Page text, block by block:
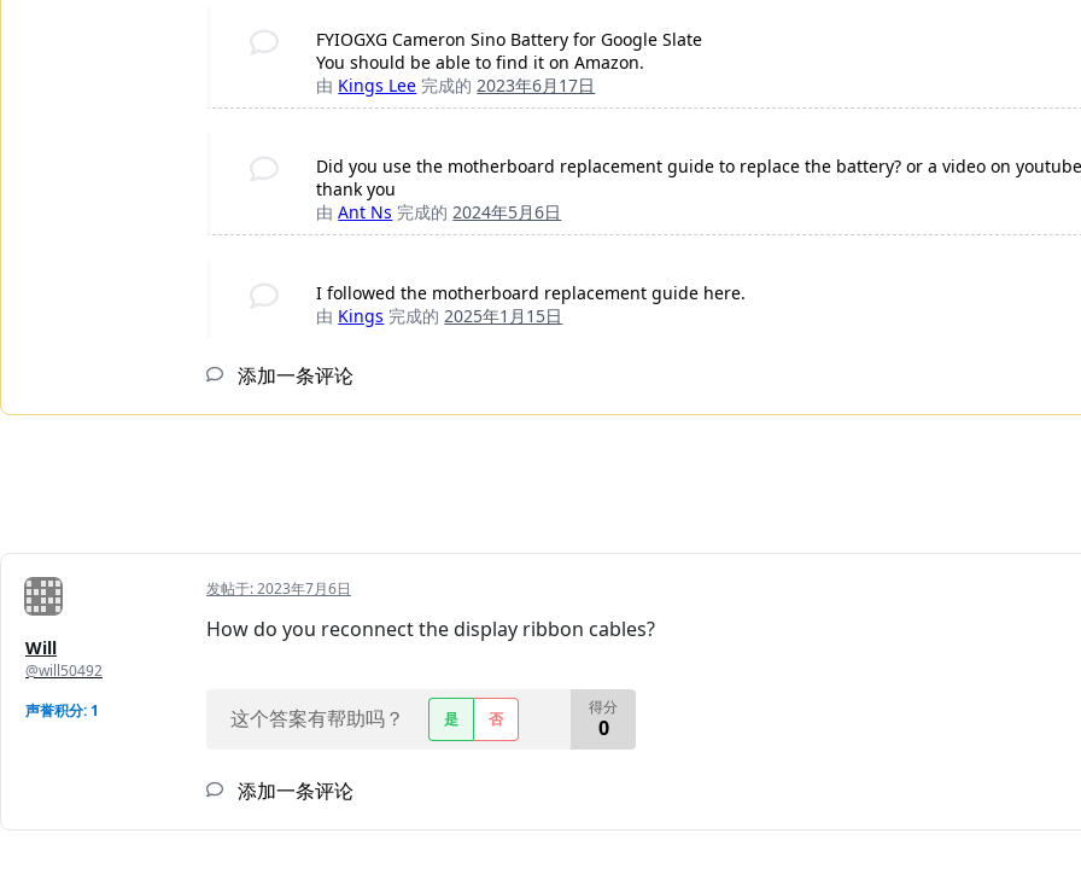
FYIOGXG Cameron Sino Battery for Google Slate
You should be able to find it on Amazon.
由 Kings Lee 完成的2023年6月17日
Did you use the motherboard replacement guide to replace the battery? or a video on
thank you
由 Ant Ns 完成的2024年5月6日
I followed the motherboard replacement guide here.
由 Kings 完成的2025年1月15日
添加一条评论
Will
@will50492
声誉积分: 1
发帖于:2023年7月6日
How do you reconnect the display ribbon cables?
这个答案有帮助吗？ 是 否
得分
0
添加一条评论